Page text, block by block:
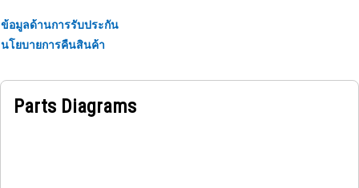
ข้อมูลด้านการรับประกัน
นโยบายการคืนสินค้า
Parts Diagrams